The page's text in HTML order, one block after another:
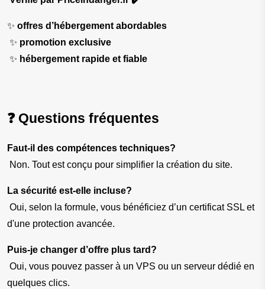
✨ offres d’hébergement abordables
✨ promotion exclusive
✨ hébergement rapide et fiable
❓ Questions fréquentes
Faut-il des compétences techniques?
Non. Tout est conçu pour simplifier la création du site.
La sécurité est-elle incluse?
d'une protection avancée.
Puis-je changer d’offre plus tard?
quelques clics.